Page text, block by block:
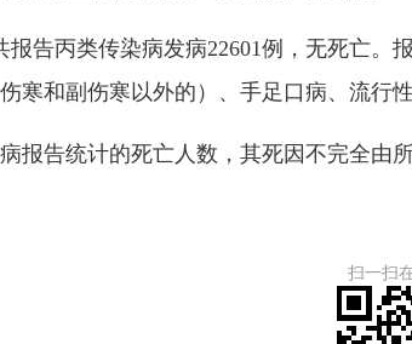
告丙类传染病发病22601例，无死亡。
寒和副伤寒以外的）、手足口病、流行
告统计的死亡人数，其死因不完全由所
扫一扫